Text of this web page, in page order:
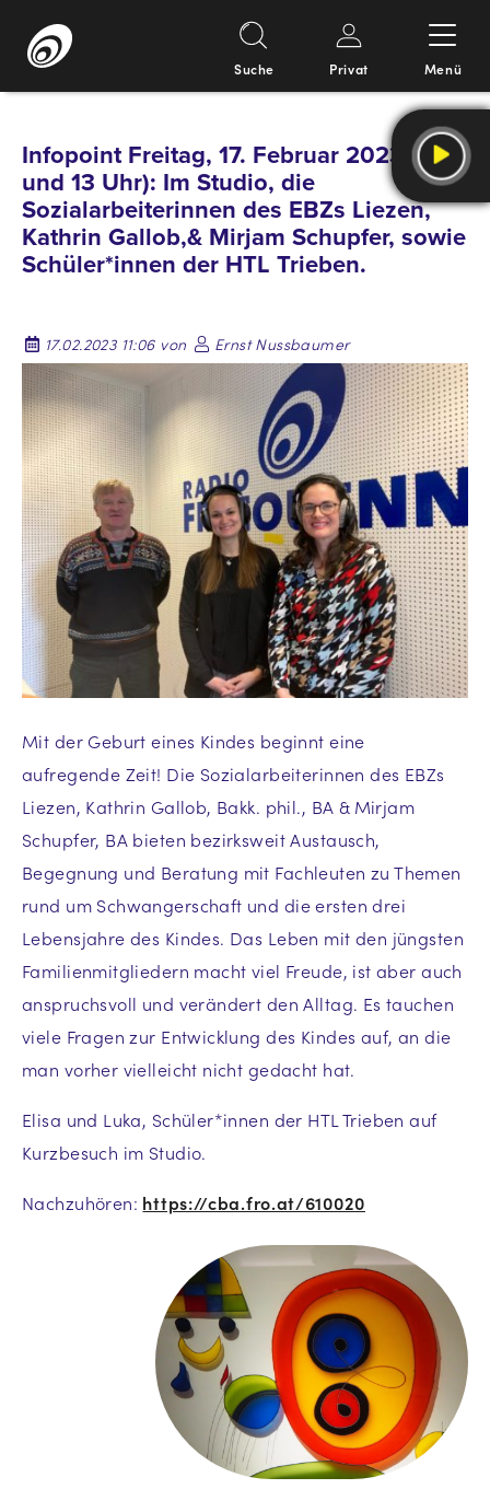
Inhalt
Suche Privat Menü
Infopoint Freitag, 17. Februar 2023 (9
und 13 Uhr): Im Studio, die
Sozialarbeiterinnen des EBZs Liezen,
Kathrin Gallob,& Mirjam Schupfer, sowie
Schüler*innen der HTL Trieben.
17.02.2023 11:06 von Ernst Nussbaumer
Mit der Geburt eines Kindes beginnt eine
aufregende Zeit! Die Sozialarbeiterinnen des EBZs
Liezen, Kathrin Gallob, Bakk. phil., BA & Mirjam
Schupfer, BA bieten bezirksweit Austausch,
Begegnung und Beratung mit Fachleuten zu Themen
rund um Schwangerschaft und die ersten drei
Lebensjahre des Kindes. Das Leben mit den jüngsten
Familienmitgliedern macht viel Freude, ist aber auch
anspruchsvoll und verändert den Alltag. Es tauchen
viele Fragen zur Entwicklung des Kindes auf, an die
man vorher vielleicht nicht gedacht hat.
Elisa und Luka, Schüler*innen der HTL Trieben auf
Kurzbesuch im Studio.
Nachzuhören: https://cba.fro.at/610020